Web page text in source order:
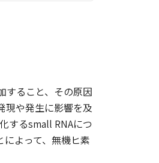
すること、その原因
現や発生に影響を及
するsmall RNAにつ
よって、無機ヒ素